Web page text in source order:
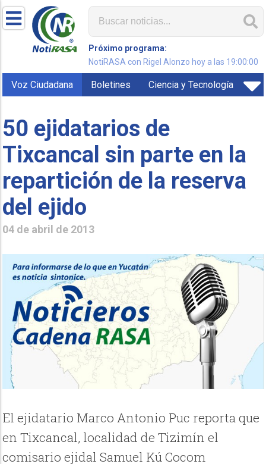
Próximo programa:
NotiRASA con Rigel Alonzo hoy a las 19:00:00
Voz Ciudadana Boletines Ciencia y Tecnología
50 ejidatarios de
Tixcancal sin parte en la
repartición de la reserva
del ejido
04 de abril de 2013
El ejidatario Marco Antonio Puc reporta que
en Tixcancal, localidad de Tizimín el
comisario ejidal Samuel Kú Cocom